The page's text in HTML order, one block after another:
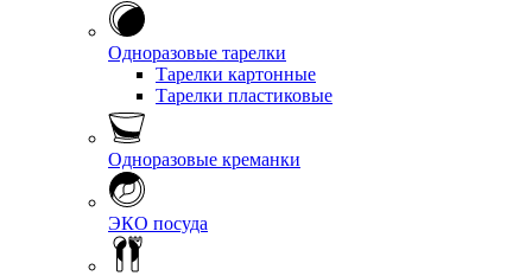
Одноразовые тарелки
Тарелки картонные
Тарелки пластиковые
Одноразовые креманки
ЭКО посуда